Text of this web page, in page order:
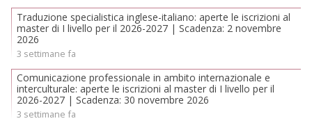
Traduzione specialistica inglese-italiano: aperte le iscrizioni al
master di I livello per il 2026-2027 | Scadenza: 2 novembre
2026
3 settimane fa
Comunicazione professionale in ambito internazionale e
interculturale: aperte le iscrizioni al master di I livello per il
2026-2027 | Scadenza: 30 novembre 2026
3 settimane fa